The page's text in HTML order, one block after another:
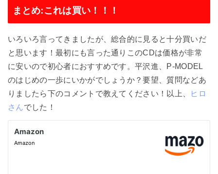
まとめ:これは買い！！！
いろいろ言ってきましたが、総合的に見ると十分買いだ
と思います！最初にも言った通りこのCDは価格が非常
に安いので初心者におすすめです。平沢進、P-MODEL
のはじめの一歩にいかがでしょうか？要望、質問などあ
りましたら下のコメントで教えてください！以上、
ヒロ
さんでした！